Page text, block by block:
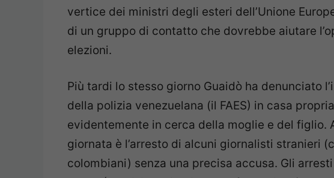
vertice dei ministri degli esteri dell’Unione
di un gruppo di contatto che dovrebbe aiutare
elezioni.
Più tardi lo stesso giorno Guaidò ha denunciato
della polizia venezuelana (il FAES) in casa
evidentemente in cerca della moglie e del figlio.
giornata è l’arresto di alcuni giornalisti stranieri
colombiani) senza una precisa accusa. Gli